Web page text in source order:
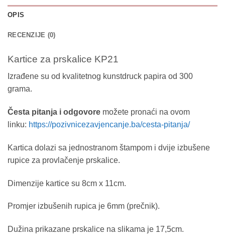
OPIS
RECENZIJE (0)
Kartice za prskalice KP21
Izrađene su od kvalitetnog kunstdruck papira od 300
grama.
Česta pitanja i odgovore možete pronaći na ovom
linku: https://pozivnicezavjencanje.ba/cesta-pitanja/
Kartica dolazi sa jednostranom štampom i dvije izbušene
rupice za provlačenje prskalice.
Dimenzije kartice su 8cm x 11cm.
Promjer izbušenih rupica je 6mm (prečnik).
Dužina prikazane prskalice na slikama je 17,5cm.